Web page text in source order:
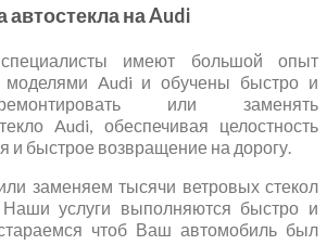
автостекла на Audi
имеют большой опыт
Audi и обучены быстро и
или заменять
Audi, обеспечивая целостность
и быстрое возвращение на дорогу.
заменяем тысячи ветровых стекол
услуги выполняются быстро и
чтоб Ваш автомобиль был